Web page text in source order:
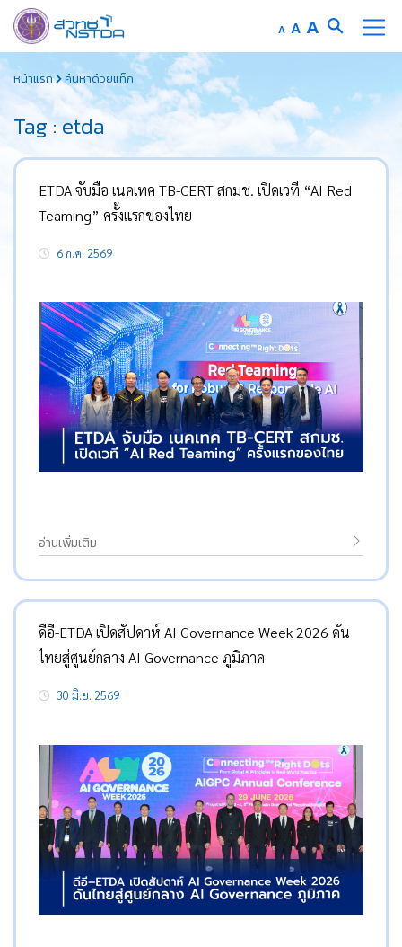
to
content
A Decrease
font
AReset
font
A Increase
font
หน้าแรก ค้นหาด้วยแท็ก
Tag : etda
ETDA จับมือ เนคเทค TB-CERT สกมช. เปิดเวที “AI Red
Teaming” ครั้งแรกของไทย
6 ก.ค. 2569
อ่านเพิ่มเติม
ดีอี-ETDA เปิดสัปดาห์ AI Governance Week 2026 ดัน
ไทยสู่ศูนย์กลาง AI Governance ภูมิภาค
30 มิ.ย. 2569